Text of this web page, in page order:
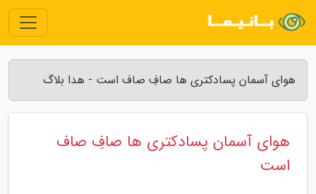
هوای آسمان پسادکتری ها صافِ صاف است - هدا بلاگ
هوای آسمان پسادکتری ها صافِ صاف
است